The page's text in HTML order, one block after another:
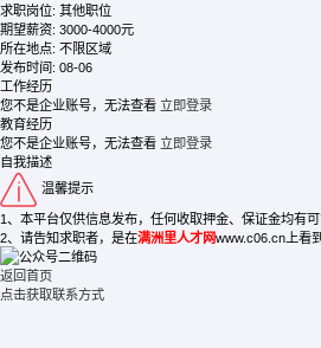
求职岗位: 其他职位
期望薪资: 3000-4000元
所在地点: 不限区域
发布时间: 08-06
工作经历
您不是企业账号，无法查看 立即登录
教育经历
您不是企业账号，无法查看 立即登录
自我描述
温馨提示
1、本平台仅供信息发布，任何收取押金、保证金均有
2、请告知求职者，是在满洲里人才网www.c06.cn上看
返回首页
点击获取联系方式